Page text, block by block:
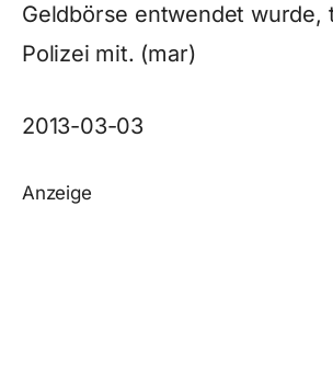
Geldbörse entwendet wurde,
Polizei mit. (mar)
2013-03-03
Anzeige